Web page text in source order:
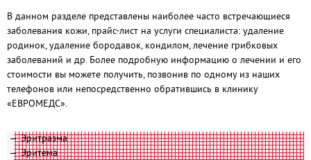
В данном разделе представлены наиболее часто встречающиеся
заболевания кожи, прайс-лист на услуги специалиста: удаление
родинок, удаление бородавок, кондилом, лечение грибковых
заболеваний и др. Более подробную информацию о лечении и его
стоимости вы можете получить, позвонив по одному из наших
телефонов или непосредственно обратившись в клинику
«ЕВРОМЕДС».
Эритразма
Эритема